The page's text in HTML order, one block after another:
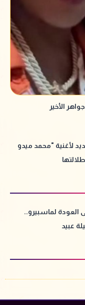
الأخير
لأغنية "محمد ميدو
العودة لماسبيرو..
عبيد